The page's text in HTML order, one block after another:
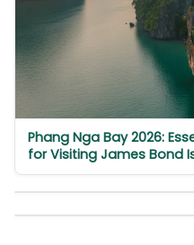
Phang Nga Bay 2026:
for Visiting James Bond